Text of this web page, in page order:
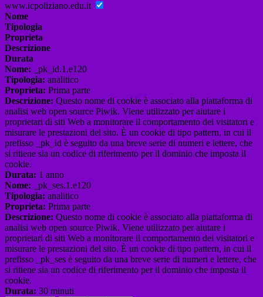
www.icpoliziano.edu.it
Nome
Tipologia
Proprieta
Descrizione
Durata
Nome: _pk_id.1.e120
Tipologia: analitico
Proprieta: Prima parte
Descrizione: Questo nome di cookie è associato alla piattaforma di
analisi web open source Piwik. Viene utilizzato per aiutare i
proprietari di siti Web a monitorare il comportamento dei visitatori e
misurare le prestazioni del sito. È un cookie di tipo pattern, in cui il
prefisso _pk_id è seguito da una breve serie di numeri e lettere, che
si ritiene sia un codice di riferimento per il dominio che imposta il
cookie.
Durata: 1 anno
Nome: _pk_ses.1.e120
Tipologia: analitico
Proprieta: Prima parte
Descrizione: Questo nome di cookie è associato alla piattaforma di
analisi web open source Piwik. Viene utilizzato per aiutare i
proprietari di siti Web a monitorare il comportamento dei visitatori e
misurare le prestazioni del sito. È un cookie di tipo pattern, in cui il
prefisso _pk_ses è seguito da una breve serie di numeri e lettere, che
si ritiene sia un codice di riferimento per il dominio che imposta il
cookie.
Durata: 30 minuti